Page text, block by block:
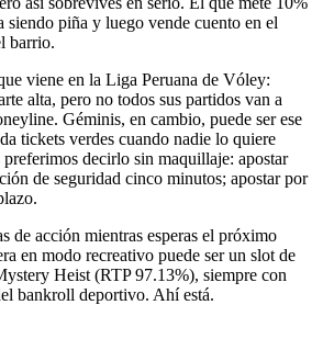
siendo piña y luego vende cuento en el
barrio.
viene en la Liga Peruana de Vóley:
alta, pero no todos sus partidos van a
Géminis, en cambio, puede ser ese
tickets verdes cuando nadie lo quiere
decirlo sin maquillaje: apostar
de seguridad cinco minutos; apostar por
de acción mientras esperas el próximo
en modo recreativo puede ser un slot de
Heist (RTP 97.13%), siempre con
bankroll deportivo. Ahí está.